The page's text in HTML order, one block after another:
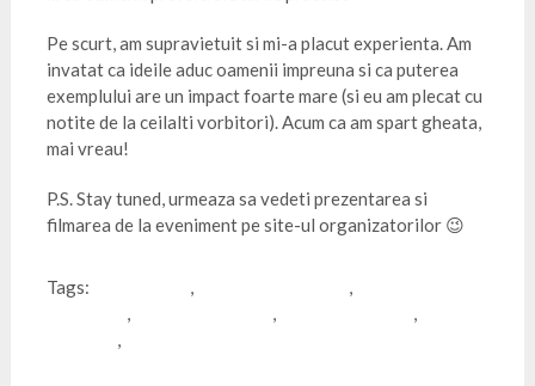
Pe scurt, am supravietuit si mi-a placut experienta. Am
invatat ca ideile aduc oamenii impreuna si ca puterea
exemplului are un impact foarte mare (si eu am plecat cu
notite de la ceilalti vorbitori). Acum ca am spart gheata,
mai vreau!
P.S. Stay tuned, urmeaza sa vedeti prezentarea si
filmarea de la eveniment pe site-ul organizatorilor 😉
Tags: , ,
, , ,
,